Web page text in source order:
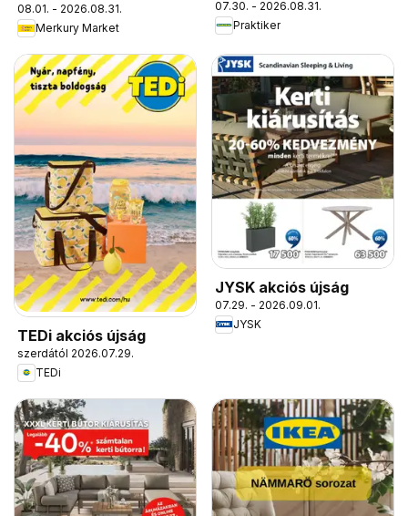
08.01. - 2026.08.31.
Merkury Market
07.30. - 2026.08.31.
Praktiker
TEDi akciós újság
szerdától 2026.07.29.
TEDi
JYSK akciós újság
07.29. - 2026.09.01.
JYSK